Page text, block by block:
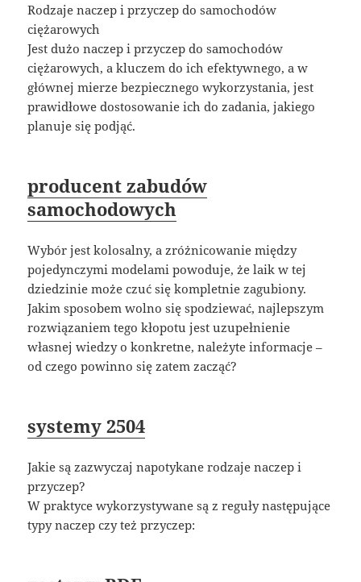
Rodzaje naczep i przyczep do samochodów
ciężarowych
Jest dużo naczep i przyczep do samochodów
ciężarowych, a kluczem do ich efektywnego, a w
głównej mierze bezpiecznego wykorzystania, jest
prawidłowe dostosowanie ich do zadania, jakiego
planuje się podjąć.
producent zabudów
samochodowych
Wybór jest kolosalny, a zróżnicowanie między
pojedynczymi modelami powoduje, że laik w tej
dziedzinie może czuć się kompletnie zagubiony.
Jakim sposobem wolno się spodziewać, najlepszym
rozwiązaniem tego kłopotu jest uzupełnienie
własnej wiedzy o konkretne, należyte informacje –
od czego powinno się zatem zacząć?
systemy 2504
Jakie są zazwyczaj napotykane rodzaje naczep i
przyczep?
W praktyce wykorzystywane są z reguły następujące
typy naczep czy też przyczep: